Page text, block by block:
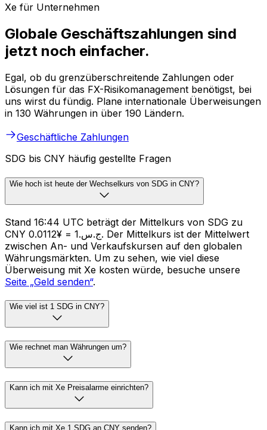
Xe für Unternehmen
Globale Geschäftszahlungen sind
jetzt noch einfacher.
Egal, ob du grenzüberschreitende Zahlungen oder
Lösungen für das FX-Risikomanagement benötigst, bei
uns wirst du fündig. Plane internationale Überweisungen
in 130 Währungen in über 190 Ländern.
Geschäftliche Zahlungen
SDG bis CNY häufig gestellte Fragen
Wie hoch ist heute der Wechselkurs von SDG in CNY?
Stand 16:44 UTC beträgt der Mittelkurs von SDG zu
CNY ج.س.1 = ¥0.0112. Der Mittelkurs ist der Mittelwert
zwischen An- und Verkaufskursen auf den globalen
Währungsmärkten. Um zu sehen, wie viel diese
Überweisung mit Xe kosten würde, besuche unsere
Seite „Geld senden“.
Wie viel ist 1 SDG in CNY?
Wie rechnet man Währungen um?
Kann ich mit Xe Preisalarme einrichten?
Kann ich mit Xe 1 SDG an CNY senden?